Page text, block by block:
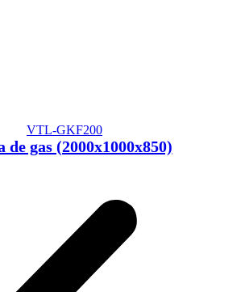
VTL-GKF200
de gas (2000x1000x850)